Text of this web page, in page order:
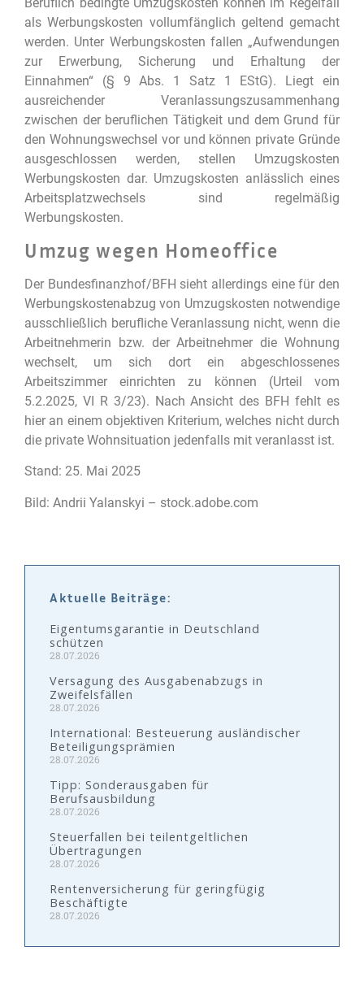
als Werbungskosten vollumfänglich geltend gemacht
werden. Unter Werbungskosten fallen „Aufwendungen
zur Erwerbung, Sicherung und Erhaltung der
Einnahmen“ (§ 9 Abs. 1 Satz 1 EStG). Liegt ein
ausreichender Veranlassungszusammenhang
zwischen der beruflichen Tätigkeit und dem Grund für
den Wohnungswechsel vor und können private Gründe
ausgeschlossen werden, stellen Umzugskosten
Werbungskosten dar. Umzugskosten anlässlich eines
Arbeitsplatzwechsels sind regelmäßig
Werbungskosten.
Umzug wegen Homeoffice
Der Bundesfinanzhof/BFH sieht allerdings eine für den
Werbungskostenabzug von Umzugskosten notwendige
ausschließlich berufliche Veranlassung nicht, wenn die
Arbeitnehmerin bzw. der Arbeitnehmer die Wohnung
wechselt, um sich dort ein abgeschlossenes
Arbeitszimmer einrichten zu können (Urteil vom
5.2.2025, VI R 3/23). Nach Ansicht des BFH fehlt es
hier an einem objektiven Kriterium, welches nicht durch
die private Wohnsituation jedenfalls mit veranlasst ist.
Stand: 25. Mai 2025
Bild: Andrii Yalanskyi – stock.adobe.com
Aktuelle Beiträge:
Eigentumsgarantie in Deutschland
schützen
28.07.2026
Versagung des Ausgabenabzugs in
Zweifelsfällen
28.07.2026
International: Besteuerung ausländischer
Beteiligungsprämien
28.07.2026
Tipp: Sonderausgaben für
Berufsausbildung
28.07.2026
Steuerfallen bei teilentgeltlichen
Übertragungen
28.07.2026
Rentenversicherung für geringfügig
Beschäftigte
28.07.2026